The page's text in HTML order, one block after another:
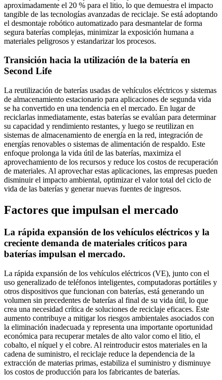
aproximadamente el 20 % para el litio, lo que demuestra el impacto
tangible de las tecnologías avanzadas de reciclaje. Se está adoptando
el desmontaje robótico automatizado para desmantelar de forma
segura baterías complejas, minimizar la exposición humana a
materiales peligrosos y estandarizar los procesos.
Transición hacia la utilización de la batería en
Second Life
La reutilización de baterías usadas de vehículos eléctricos y sistemas
de almacenamiento estacionario para aplicaciones de segunda vida
se ha convertido en una tendencia en el mercado. En lugar de
reciclarlas inmediatamente, estas baterías se evalúan para determinar
su capacidad y rendimiento restantes, y luego se reutilizan en
sistemas de almacenamiento de energía en la red, integración de
energías renovables o sistemas de alimentación de respaldo. Este
enfoque prolonga la vida útil de las baterías, maximiza el
aprovechamiento de los recursos y reduce los costos de recuperación
de materiales. Al aprovechar estas aplicaciones, las empresas pueden
disminuir el impacto ambiental, optimizar el valor total del ciclo de
vida de las baterías y generar nuevas fuentes de ingresos.
Factores que impulsan el mercado
La rápida expansión de los vehículos eléctricos y la
creciente demanda de materiales críticos para
baterías impulsan el mercado.
La rápida expansión de los vehículos eléctricos (VE), junto con el
uso generalizado de teléfonos inteligentes, computadoras portátiles y
otros dispositivos que funcionan con baterías, está generando un
volumen sin precedentes de baterías al final de su vida útil, lo que
crea una necesidad crítica de soluciones de reciclaje eficaces. Este
aumento contribuye a mitigar los riesgos ambientales asociados con
la eliminación inadecuada y representa una importante oportunidad
económica para recuperar metales de alto valor como el litio, el
cobalto, el níquel y el cobre. Al reintroducir estos materiales en la
cadena de suministro, el reciclaje reduce la dependencia de la
extracción de materias primas, estabiliza el suministro y disminuye
los costos de producción para los fabricantes de baterías.